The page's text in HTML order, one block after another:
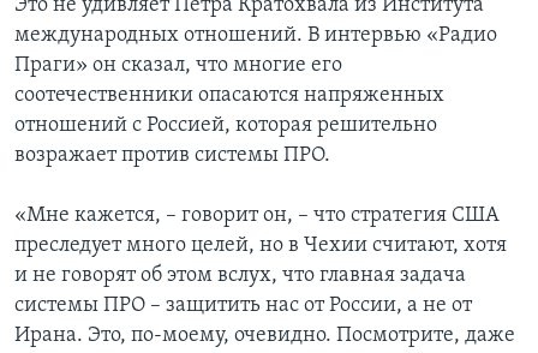
Это не удивляет Петра Кратохвала из Института
международных отношений. В интервью «Радио
Праги» он сказал, что многие его
соотечественники опасаются напряженных
отношений с Россией, которая решительно
возражает против системы ПРО.
«Мне кажется, – говорит он, – что стратегия США
преследует много целей, но в Чехии считают, хотя
и не говорят об этом вслух, что главная задача
системы ПРО – защитить нас от России, а не от
Ирана. Это, по-моему, очевидно. Посмотрите, даже